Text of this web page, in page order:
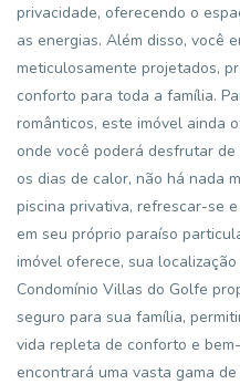
privacidade, oferecendo o
as energias. Além disso, você
meticulosamente projetados,
conforto para toda a família.
românticos, este imóvel ainda
onde você poderá desfrutar
os dias de calor, não há nada
piscina privativa, refrescar-se
em seu próprio paraíso
imóvel oferece, sua
Condomínio Villas do Golfe
seguro para sua família,
vida repleta de conforto e
encontrará uma vasta gama